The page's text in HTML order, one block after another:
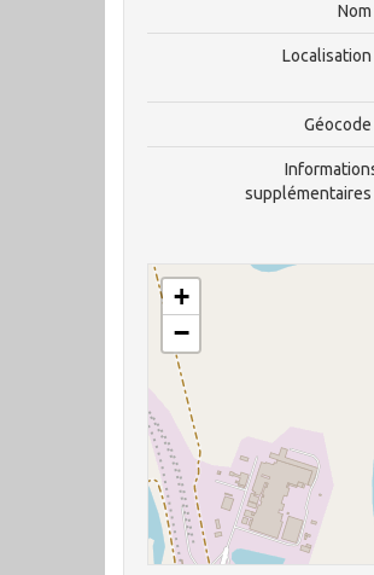
Nom
Localisation
Géocode
supplémentaires
+
−